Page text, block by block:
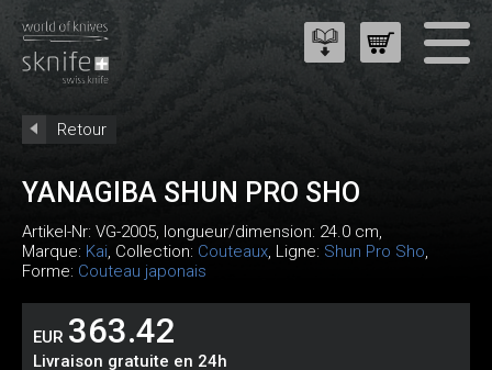
Retour
YANAGIBA SHUN PRO SHO
Artikel-Nr: VG-2005, longueur/dimension: 24.0 cm,
Marque: Kai, Collection: Couteaux, Ligne: Shun Pro Sho,
Forme: Couteau japonais
EUR 363.42
Livraison gratuite en 24h